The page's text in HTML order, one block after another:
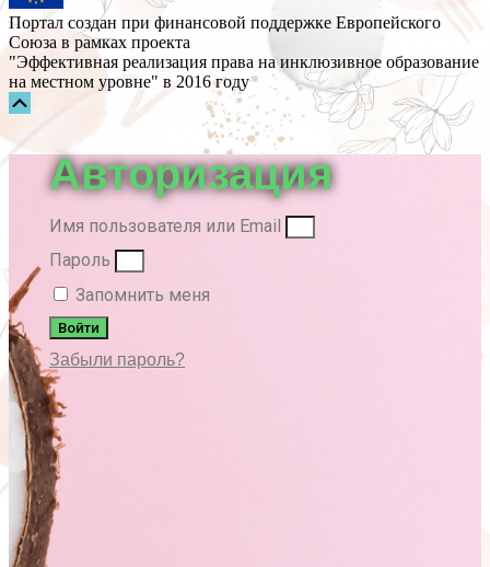
Портал создан при финансовой поддержке Европейского
Союза в рамках проекта
"Эффективная реализация права на инклюзивное образование
на местном уровне" в 2016 году
Авторизация
Имя пользователя или Email
Пароль
Запомнить меня
Войти
Забыли пароль?